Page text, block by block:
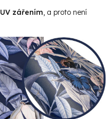
UV zářením, a proto není